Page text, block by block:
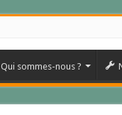
Qui sommes-nous ?